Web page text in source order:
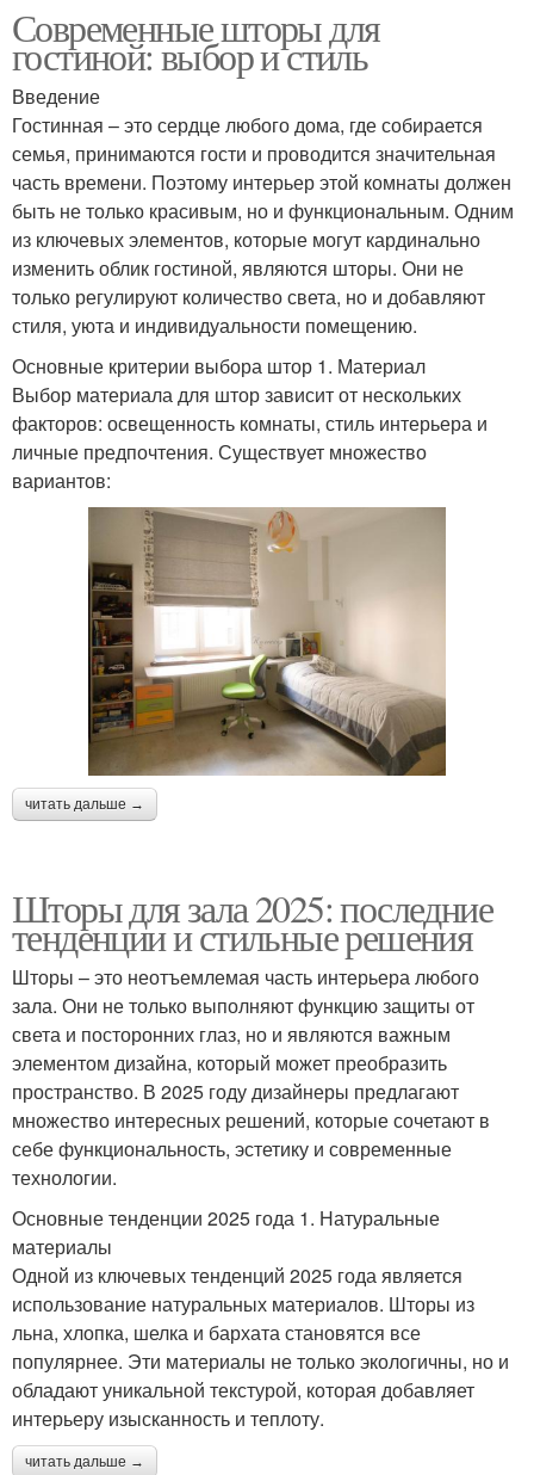
Современные шторы для
гостиной: выбор и стиль
Введение
Гостинная – это сердце любого дома, где собирается
семья, принимаются гости и проводится значительная
часть времени. Поэтому интерьер этой комнаты должен
быть не только красивым, но и функциональным. Одним
из ключевых элементов, которые могут кардинально
изменить облик гостиной, являются шторы. Они не
только регулируют количество света, но и добавляют
стиля, уюта и индивидуальности помещению.
Основные критерии выбора штор 1. Материал
Выбор материала для штор зависит от нескольких
факторов: освещенность комнаты, стиль интерьера и
личные предпочтения. Существует множество
вариантов:
читать дальше →
Шторы для зала 2025: последние
тенденции и стильные решения
Шторы – это неотъемлемая часть интерьера любого
зала. Они не только выполняют функцию защиты от
света и посторонних глаз, но и являются важным
элементом дизайна, который может преобразить
пространство. В 2025 году дизайнеры предлагают
множество интересных решений, которые сочетают в
себе функциональность, эстетику и современные
технологии.
Основные тенденции 2025 года 1. Натуральные
материалы
Одной из ключевых тенденций 2025 года является
использование натуральных материалов. Шторы из
льна, хлопка, шелка и бархата становятся все
популярнее. Эти материалы не только экологичны, но и
обладают уникальной текстурой, которая добавляет
интерьеру изысканность и теплоту.
читать дальше →